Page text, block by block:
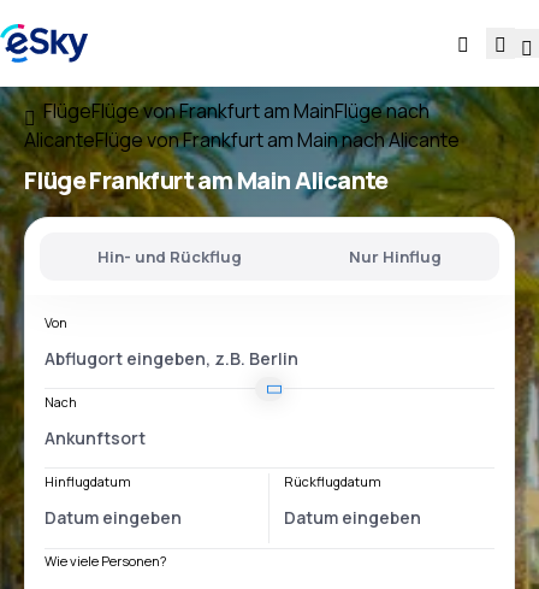
FlügeFlüge von Frankfurt am MainFlüge nach
AlicanteFlüge von Frankfurt am Main nach Alicante
FlügeFrankfurt am Main Alicante
Hin- und Rückflug Nur Hinflug
Von
Nach
Hinflugdatum Rückflugdatum
Wie viele Personen?